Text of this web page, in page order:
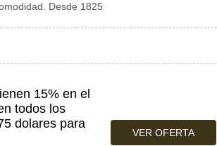
Desde 1825
15% en el
todos los
dolares para
VER OFERTA